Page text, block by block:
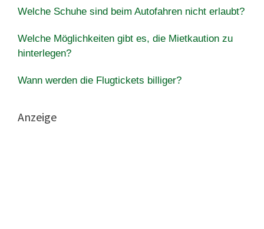
Welche Schuhe sind beim Autofahren nicht erlaubt?
Welche Möglichkeiten gibt es, die Mietkaution zu
hinterlegen?
Wann werden die Flugtickets billiger?
Anzeige